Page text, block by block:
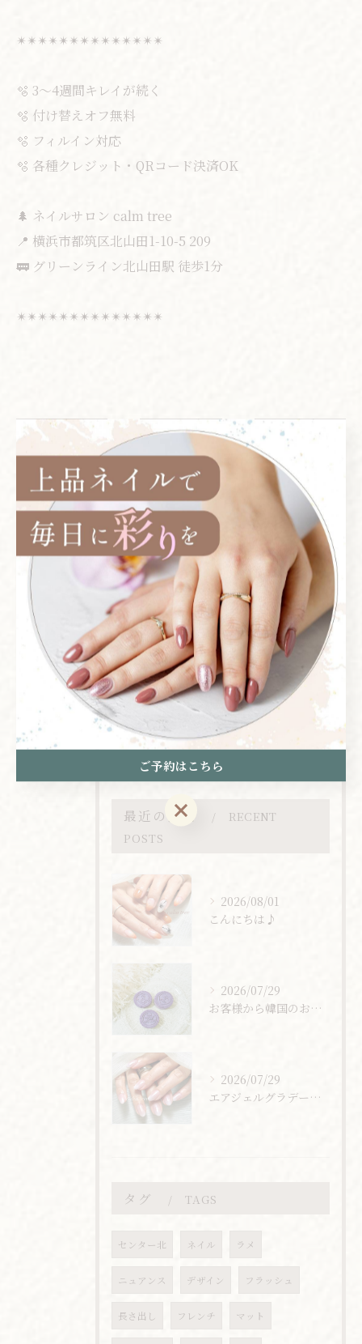
✴︎✴︎✴︎✴︎✴︎✴︎✴︎✴︎✴︎✴︎✴︎✴︎✴︎✴︎
🫧 3〜4週間キレイが続く
🫧 付け替えオフ無料
🫧 フィルイン対応
🫧 各種クレジット・QRコード決済OK
🌲 ネイルサロン calm tree
📍 横浜市都筑区北山田1-10-5 209
🚃 グリーンライン北山田駅 徒歩1分
✴︎✴︎✴︎✴︎✴︎✴︎✴︎✴︎✴︎✴︎✴︎✴︎✴︎✴︎
一覧に戻る 次のページ >
カテゴリー CATEGORIES
全てのカテゴリー
シンプル
マグネット
フット
ワンカラー
グラデーション
オリジナルコース
最近の投稿
RECENT
POSTS
2026/08/01
こんにちは♪
2026/07/29
お客様から韓国のお土産頂きました🇰🇷
2026/07/29
エアジェルグラデーション
タグ TAGS
センター北 ネイル ラメ
ニュアンス デザイン フラッシュ
長さ出し フレンチ マット
ご予約はこちら
ご予約はこちら